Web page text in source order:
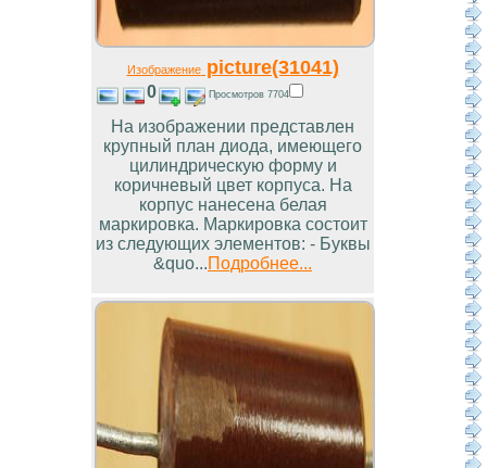
Изображениеpicture(31041)
0 Просмотров 7704
На изображении представлен
крупный план диода, имеющего
цилиндрическую форму и
коричневый цвет корпуса. На
корпус нанесена белая
маркировка. Маркировка состоит
из следующих элементов: - Буквы
&quo...Подробнее...